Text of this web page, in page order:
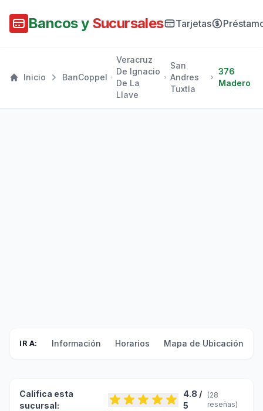
Bancos y Sucursales Tarjetas
Inicio BanCoppel
Veracruz
De Ignacio
De La
Llave
San
Andres
Tuxtla
376
Madero
IR A: Información Horarios Mapa de Ubicación
Califica esta
sucursal:
4.8 /
5
(28
reseñas)